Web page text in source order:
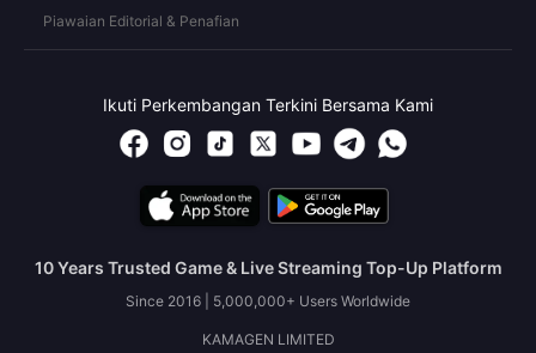
Piawaian Editorial & Penafian
Ikuti Perkembangan Terkini Bersama Kami
10 Years Trusted Game & Live Streaming Top-Up Platform
Since 2016 | 5,000,000+ Users Worldwide
KAMAGEN LIMITED